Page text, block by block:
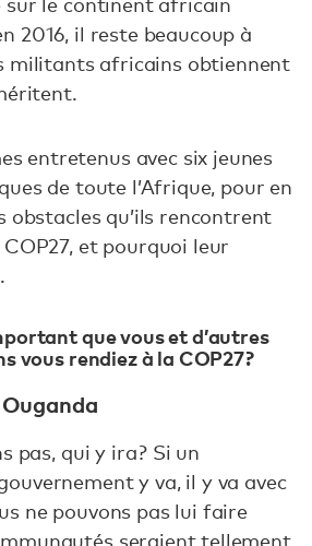
2016, il reste beaucoup à
militants africains obtiennent
entretenus avec six jeunes
de toute l’Afrique, pour en
obstacles qu’ils rencontrent
et pourquoi leur
que vous et d’autres
vous rendiez à la COP27 ?
pas, qui y ira ? Si un
y va, il y va avec
ne pouvons pas lui faire
seraient tellement